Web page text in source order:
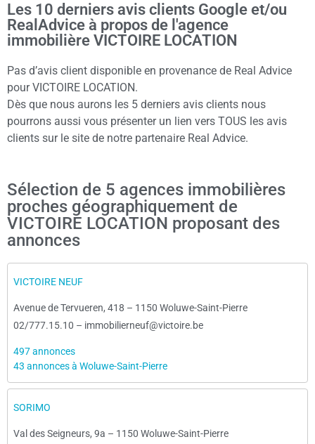
Les 10 derniers avis clients Google et/ou
RealAdvice à propos de l'agence
immobilière VICTOIRE LOCATION
Pas d’avis client disponible en provenance de Real Advice
pour VICTOIRE LOCATION.
Dès que nous aurons les 5 derniers avis clients nous
pourrons aussi vous présenter un lien vers TOUS les avis
clients sur le site de notre partenaire Real Advice.
Sélection de 5 agences immobilières
proches géographiquement de
VICTOIRE LOCATION proposant des
annonces
VICTOIRE NEUF
Avenue de Tervueren, 418 – 1150 Woluwe-Saint-Pierre
02/777.15.10 – immobilierneuf@victoire.be
497 annonces
43 annonces à Woluwe-Saint-Pierre
SORIMO
Val des Seigneurs, 9a – 1150 Woluwe-Saint-Pierre